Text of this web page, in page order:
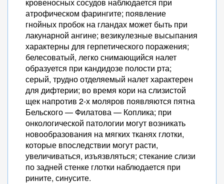
атрофическом фарингите; появление
гнойных пробок на гландах может быть при
лакунарной ангине; везикулезные высыпания
характерны для герпетического поражения;
белесоватый, легко снимающийся налет
образуется при кандидозе полости рта;
серый, трудно отделяемый налет характерен
для дифтерии; во время кори на слизистой
щек напротив 2-х моляров появляются пятна
Бельского — Филатова — Коплика; при
онкологической патологии могут возникать
новообразования на мягких тканях глотки,
которые впоследствии могут расти,
увеличиваться, изъязвляться; стекание слизи
по задней стенке глотки наблюдается при
рините, синусите.